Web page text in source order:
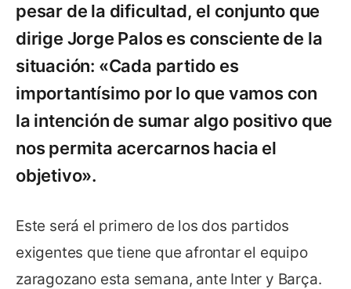
pesar de la dificultad, el conjunto que
dirige Jorge Palos es consciente de la
situación: «Cada partido es
importantísimo por lo que vamos con
la intención de sumar algo positivo que
nos permita acercarnos hacia el
objetivo».
Este será el primero de los dos partidos
exigentes que tiene que afrontar el equipo
zaragozano esta semana, ante Inter y Barça.